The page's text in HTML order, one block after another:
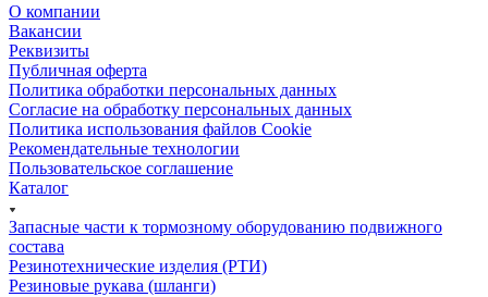
О компании
Вакансии
Реквизиты
Публичная оферта
Политика обработки персональных данных
Cогласие на обработку персональных данных
Политика использования файлов Cookie
Рекомендательные технологии
Пользовательское соглашение
Каталог
Запасные части к тормозному оборудованию подвижного
состава
Резинотехнические изделия (РТИ)
Резиновые рукава (шланги)